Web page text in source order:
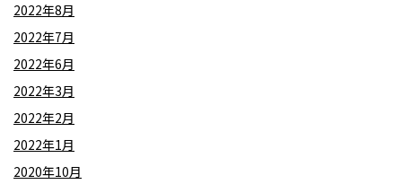
2022年8月
2022年7月
2022年6月
2022年3月
2022年2月
2022年1月
2020年10月